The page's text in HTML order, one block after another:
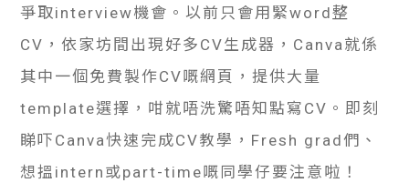
爭取interview機會。以前只會用緊word整
CV，依家坊間出現好多CV生成器，Canva就係
其中一個免費製作CV嘅網頁，提供大量
template選擇，咁就唔洗驚唔知點寫CV。即刻
睇吓Canva快速完成CV教學，Fresh grad們、
想搵intern或part-time嘅同學仔要注意啦！